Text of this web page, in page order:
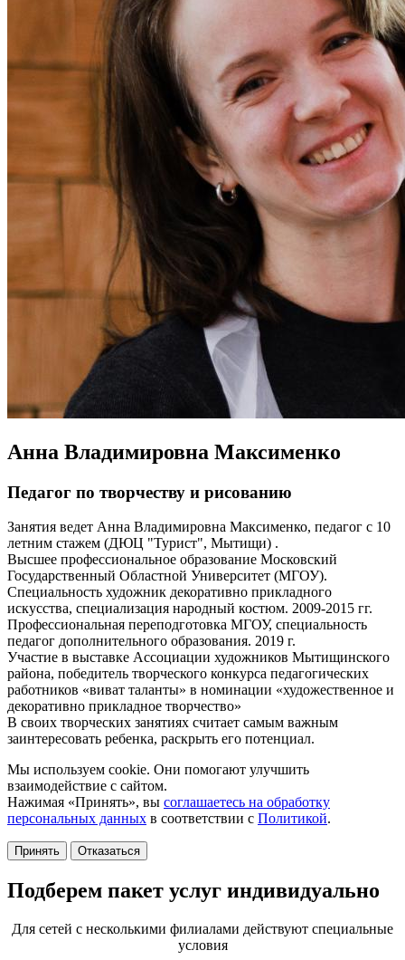
Анна Владимировна Максименко
Педагог по творчеству и рисованию
Занятия ведет Анна Владимировна Максименко, педагог с 10
летним стажем (ДЮЦ "Турист", Мытищи) .
Высшее профессиональное образование Московский
Государственный Областной Университет (МГОУ).
Специальность художник декоративно прикладного
искусства, специализация народный костюм. 2009-2015 гг.
Профессиональная переподготовка МГОУ, специальность
педагог дополнительного образования. 2019 г.
Участие в выставке Ассоциации художников Мытищинского
района, победитель творческого конкурса педагогических
работников «виват таланты» в номинации «художественное и
декоративно прикладное творчество»
В своих творческих занятиях считает самым важным
заинтересовать ребенка, раскрыть его потенциал.
Мы используем cookie. Они помогают улучшить
взаимодействие с сайтом.
Нажимая «Принять», вы соглашаетесь на обработку
персональных данных в соответствии с Политикой.
Принять Отказаться
Подберем пакет услуг индивидуально
Для сетей с несколькими филиалами действуют специальные
условия